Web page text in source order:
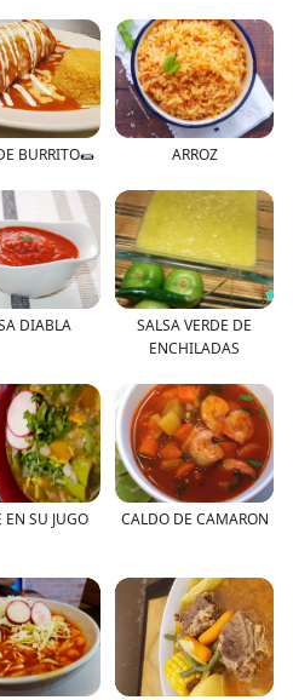
SALSA DE BURRITO🌯 ARROZ
SALSA DIABLA
SALSA VERDE DE
ENCHILADAS
EN SU JUGO CALDO DE CAMARON